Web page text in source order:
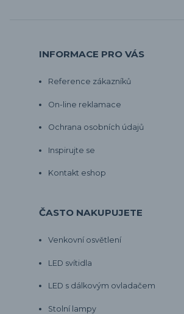
INFORMACE PRO VÁS
Reference zákazníků
On-line reklamace
Ochrana osobních údajů
Inspirujte se
Kontakt eshop
ČASTO NAKUPUJETE
Venkovní osvětlení
LED svítidla
LED s dálkovým ovladačem
Stolní lampy